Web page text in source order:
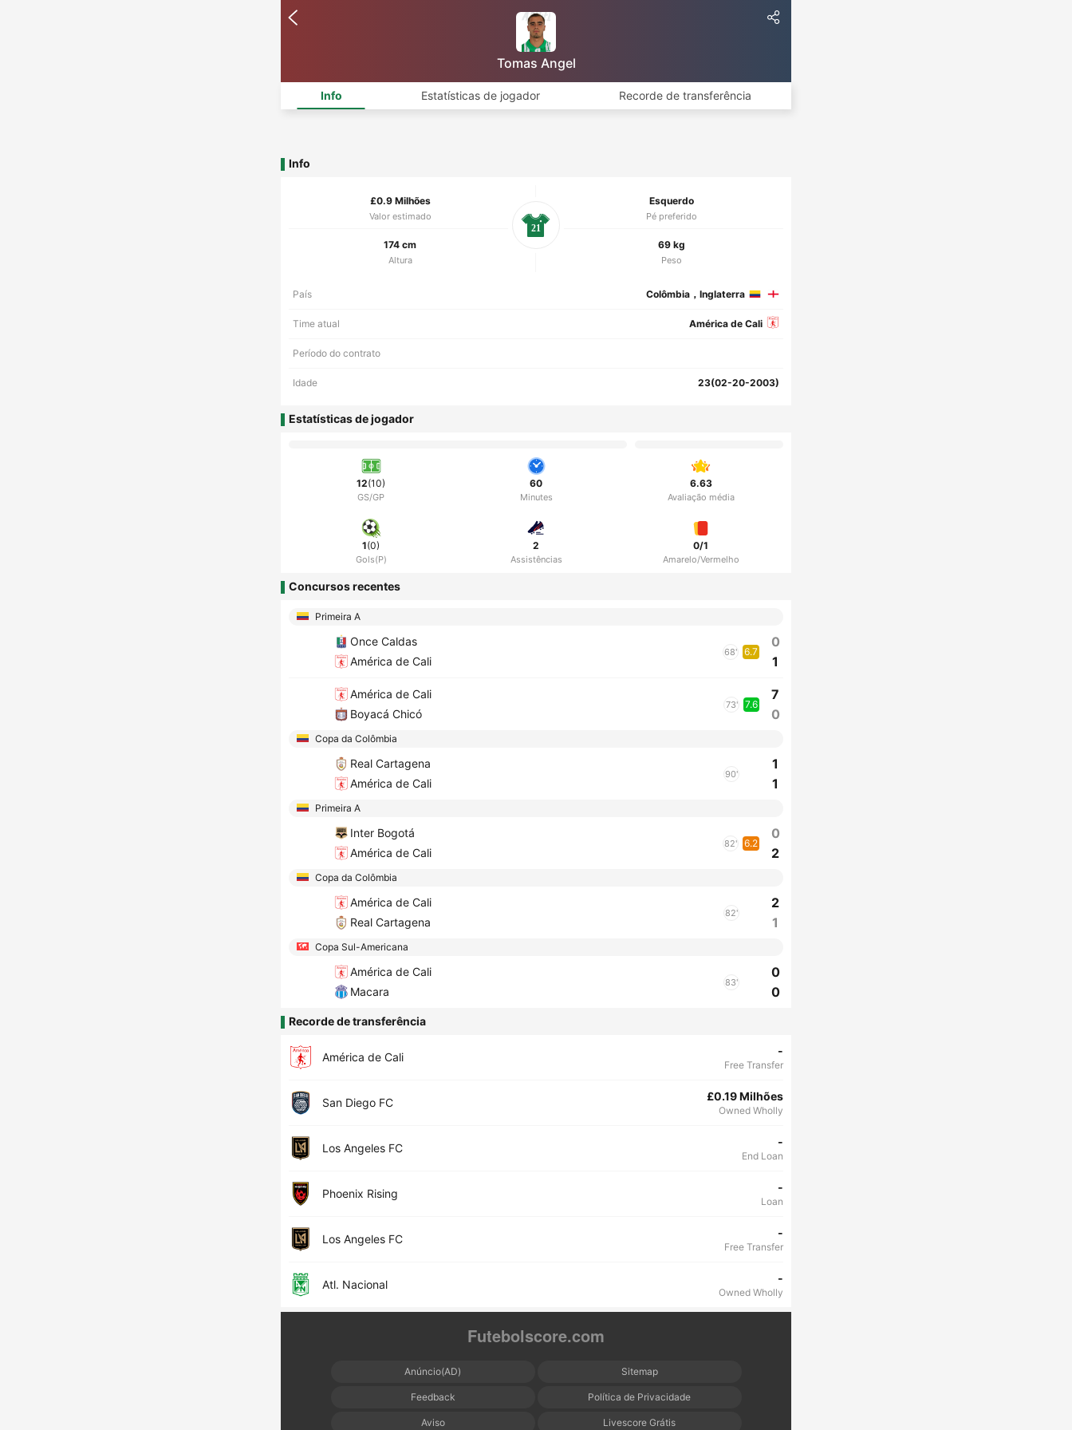
Tomas Angel
Info Estatísticas de jogador Recorde de transferência
Info
£0.9 Milhões
Valor estimado
Esquerdo
Pé preferido
174 cm
Altura
69 kg
Peso
21
País Colômbia，Inglaterra
Time atual América de Cali
Período do contrato
Idade 23(02-20-2003)
Estatísticas de jogador
12(10)
GS/GP
60
Minutes
6.63
Avaliação média
1(0)
Gols(P)
2
Assistências
0/1
Amarelo/Vermelho
Concursos recentes
Primeira A
Once Caldas
América de Cali
68' 6.7
0
1
América de Cali
Boyacá Chicó
73' 7.6
7
0
Copa da Colômbia
Real Cartagena
América de Cali
90'
1
1
Primeira A
Inter Bogotá
América de Cali
82' 6.2
0
2
Copa da Colômbia
América de Cali
Real Cartagena
82'
2
1
Copa Sul-Americana
América de Cali
Macara
83'
0
0
Recorde de transferência
América de Cali -
Free Transfer
San Diego FC £0.19 Milhões
Owned Wholly
Los Angeles FC -
End Loan
Phoenix Rising -
Loan
Los Angeles FC -
Free Transfer
Atl. Nacional -
Owned Wholly
Futebolscore.com
Anúncio(AD) Sitemap
Feedback Política de Privacidade
Aviso Livescore Grátis